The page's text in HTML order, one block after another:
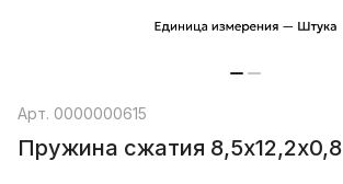
Арт. 0000000615
Пружина сжатия 8,5х12,2х0,8